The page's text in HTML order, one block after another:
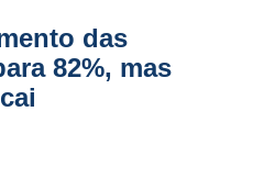
das
82%, mas